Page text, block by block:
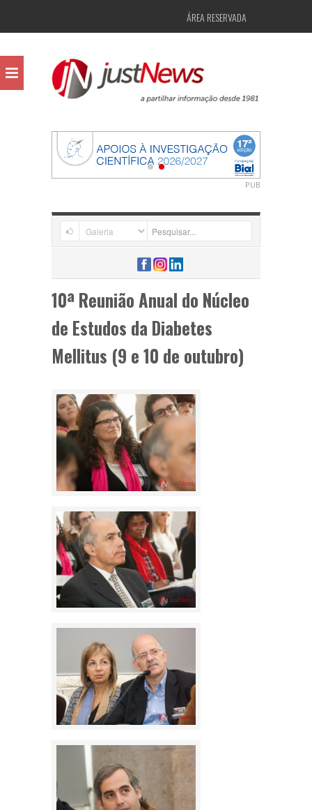
ÁREA RESERVADA
PUB
10ª Reunião Anual do Núcleo
de Estudos da Diabetes
Mellitus (9 e 10 de outubro)